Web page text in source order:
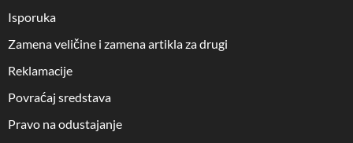
Isporuka
Zamena veličine i zamena artikla za drugi
Reklamacije
Povraćaj sredstava
Pravo na odustajanje